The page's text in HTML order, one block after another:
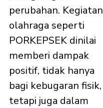
perubahan. Kegiatan
olahraga seperti
PORKEPSEK dinilai
memberi dampak
positif, tidak hanya
bagi kebugaran fisik,
tetapi juga dalam